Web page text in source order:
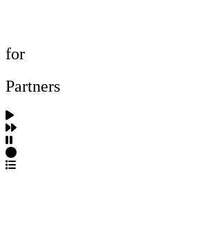
for
Partners